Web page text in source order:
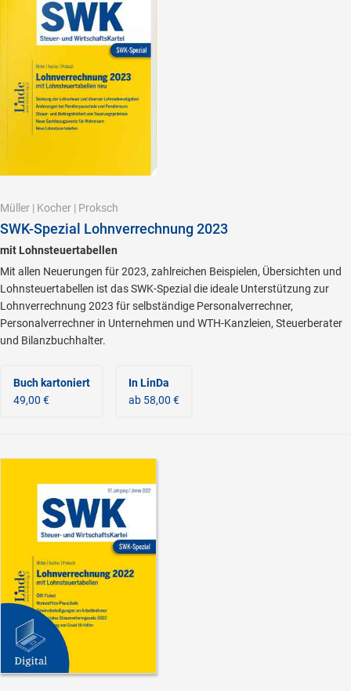
Müller | Kocher | Proksch
SWK-Spezial Lohnverrechnung 2023
mit Lohnsteuertabellen
Mit allen Neuerungen für 2023, zahlreichen Beispielen, Übersichten und
Lohnsteuertabellen ist das SWK-Spezial die ideale Unterstützung zur
Lohnverrechnung 2023 für selbständige Personalverrechner,
Personalverrechner in Unternehmen und WTH-Kanzleien, Steuerberater
und Bilanzbuchhalter.
Buch kartoniert
49,00 €
In LinDa
ab 58,00 €